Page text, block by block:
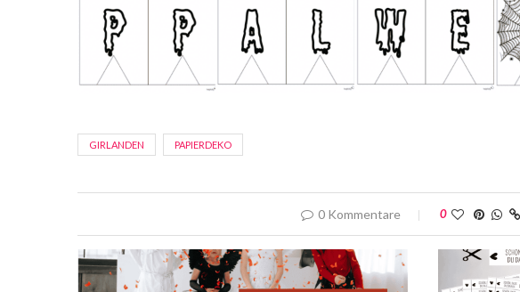
GIRLANDEN PAPIERDEKO
0 Kommentare 0